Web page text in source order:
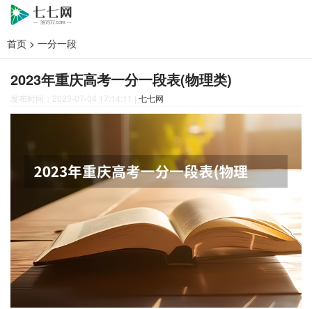
首页 > 一分一段
2023年重庆高考一分一段表(物理类)
发布时间：2023-07-04 17:14:11 | 七七网